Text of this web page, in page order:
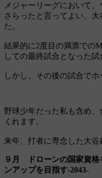
メジャーリーグにおいて
さらったと言ってよい、
た。
結果的に2度目の満票での
しての最終試合となった試
しかし、その後の試合でホ
野球少年だった私も含め
くれます。
来年、打者に専念した大谷
９月 ドローンの国家資格
ンアップを目指す‐2043‐